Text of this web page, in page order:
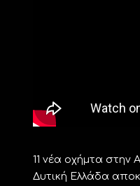
11 νέα οχήμτα στην
Δυτική Ελλάδα